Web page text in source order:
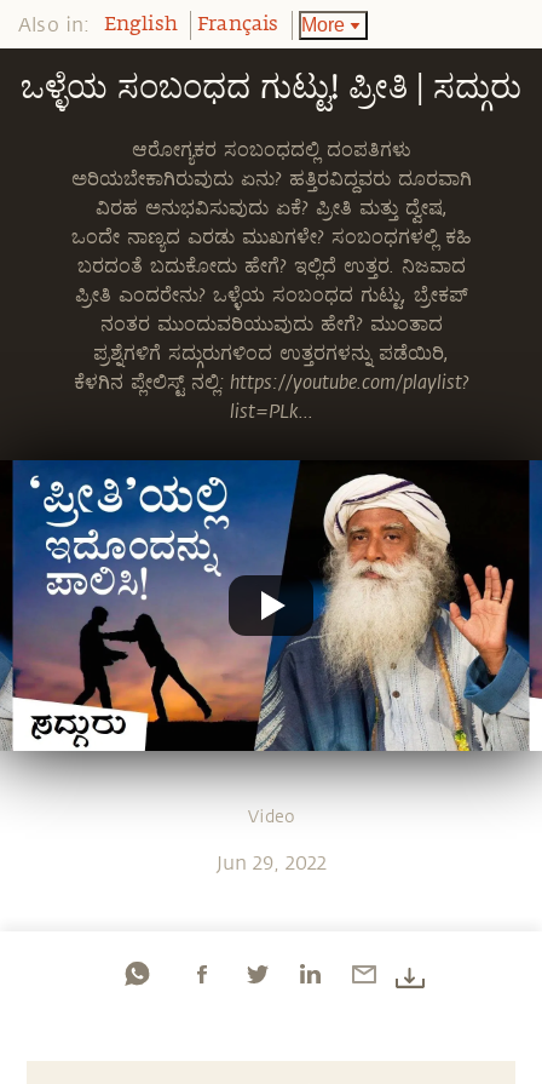
Also in: English Français More
ಒಳ್ಳೆಯ ಸಂಬಂಧದ ಗುಟ್ಟು! ಪ್ರೀತಿ | ಸದ್ಗುರು
ಆರೋಗ್ಯಕರ ಸಂಬಂಧದಲ್ಲಿ ದಂಪತಿಗಳು
ಅರಿಯಬೇಕಾಗಿರುವುದು ಏನು? ಹತ್ತಿರವಿದ್ದವರು ದೂರವಾಗಿ
ವಿರಹ ಅನುಭವಿಸುವುದು ಏಕೆ? ಪ್ರೀತಿ ಮತ್ತು ದ್ವೇಷ,
ಒಂದೇ ನಾಣ್ಯದ ಎರಡು ಮುಖಗಳೇ? ಸಂಬಂಧಗಳಲ್ಲಿ ಕಹಿ
ಬರದಂತೆ ಬದುಕೋದು ಹೇಗೆ? ಇಲ್ಲಿದೆ ಉತ್ತರ. ನಿಜವಾದ
ಪ್ರೀತಿ ಎಂದರೇನು? ಒಳ್ಳೆಯ ಸಂಬಂಧದ ಗುಟ್ಟು, ಬ್ರೇಕಪ್
ನಂತರ ಮುಂದುವರಿಯುವುದು ಹೇಗೆ? ಮುಂತಾದ
ಪ್ರಶ್ನೆಗಳಿಗೆ ಸದ್ಗುರುಗಳಿಂದ ಉತ್ತರಗಳನ್ನು ಪಡೆಯಿರಿ,
ಕೆಳಗಿನ ಪ್ಲೇಲಿಸ್ಟ್ ನಲ್ಲಿ: https://youtube.com/playlist?
list=PLk...
Video
Jun 29, 2022